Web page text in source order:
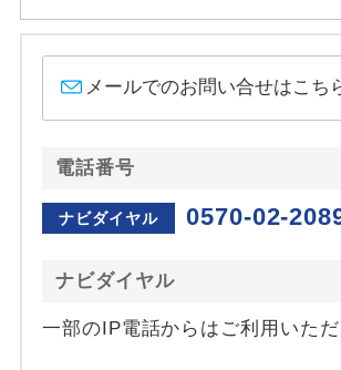
メールでのお問い合せはこち
電話番号
ナビダイヤル 0570-02-
ナビダイヤル
一部のIP電話からはご利用いただ